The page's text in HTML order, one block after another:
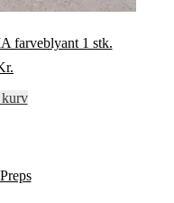
farveblyant 1 stk.